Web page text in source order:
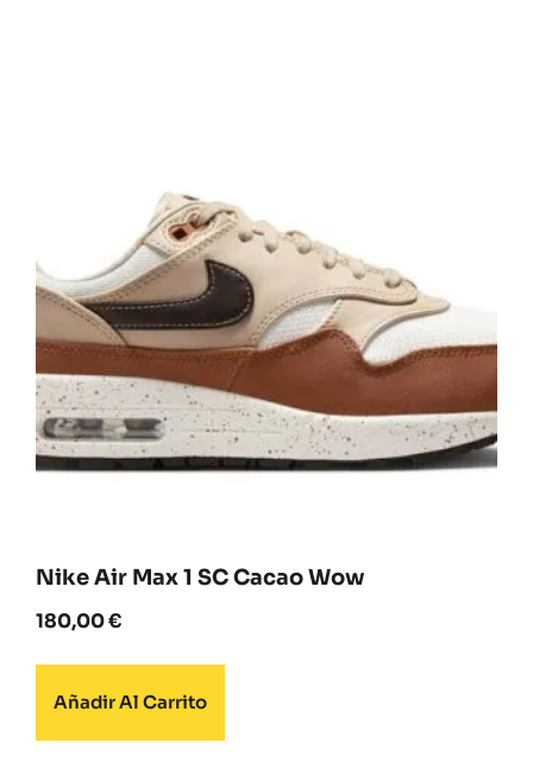
Nike Air Max 1 SC Cacao Wow
180,00€
Añadir Al Carrito